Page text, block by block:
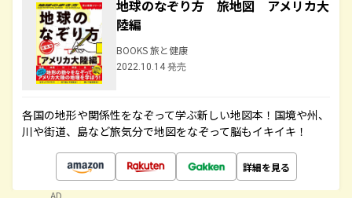
地球のなぞり方 旅地図 アメリカ大
陸編
BOOKS 旅と健康
2022.10.14 発売
各国の地形や関係性をなぞって学ぶ新しい地図本！国境や州、
川や街道、島など旅気分で地図をなぞって脳もイキイキ！
詳細を見る
AD